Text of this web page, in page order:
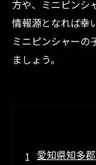
方や、ミニピンシ
情報源となれば幸
ミニピンシャーの
ましょう。
愛知県知多